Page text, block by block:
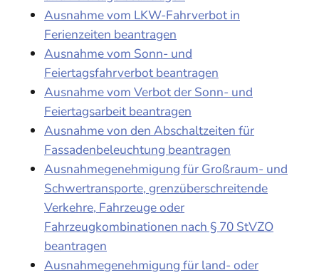
Ausnahme vom LKW-Fahrverbot in
Ferienzeiten beantragen
Ausnahme vom Sonn- und
Feiertagsfahrverbot beantragen
Ausnahme vom Verbot der Sonn- und
Feiertagsarbeit beantragen
Ausnahme von den Abschaltzeiten für
Fassadenbeleuchtung beantragen
Ausnahmegenehmigung für Großraum- und
Schwertransporte, grenzüberschreitende
Verkehre, Fahrzeuge oder
Fahrzeugkombinationen nach § 70 StVZO
beantragen
Ausnahmegenehmigung für land- oder